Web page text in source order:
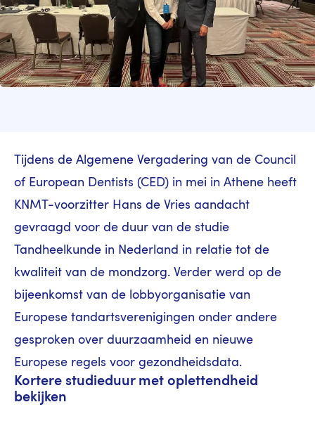
Tijdens de Algemene Vergadering van de Council
of European Dentists (CED) in mei in Athene heeft
KNMT-voorzitter Hans de Vries aandacht
gevraagd voor de duur van de studie
Tandheelkunde in Nederland in relatie tot de
kwaliteit van de mondzorg. Verder werd op de
bijeenkomst van de lobbyorganisatie van
Europese tandartsverenigingen onder andere
gesproken over duurzaamheid en nieuwe
Europese regels voor gezondheidsdata.
Kortere studieduur met oplettendheid
bekijken